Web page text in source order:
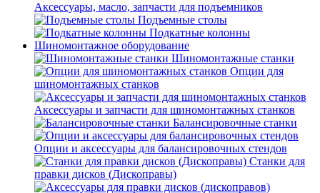
Аксессуары, масло, запчасти для подъемников
Подъемные столы
Подкатные колонны
Шиномонтажное оборудование
Шиномонтажные станки
Опции для
шиномонтажных станков
Аксессуары и запчасти для шиномонтажных станков
Балансировочные станки
Опции и аксессуары для балансировочных стендов
Станки для
правки дисков (Дископравы)